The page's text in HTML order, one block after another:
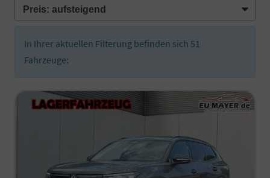
In Ihrer aktuellen Filterung befinden sich 51
Fahrzeuge: